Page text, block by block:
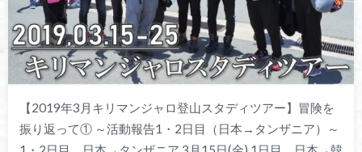
【2019年3月キリマンジャロ登山スタディツアー】冒険を
振り返って① ～活動報告1・2日目（日本→タンザニア）～